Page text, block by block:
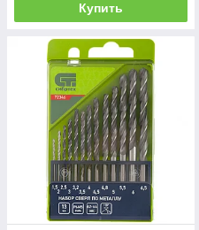
Купить